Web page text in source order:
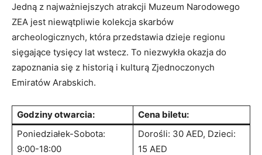
Jedną ⁤z ‍najważniejszych ⁣atrakcji Muzeum Narodowego
ZEA jest niewątpliwie kolekcja skarbów
archeologicznych, która przedstawia dzieje regionu
sięgające⁢ tysięcy lat wstecz.⁢ To niezwykła okazja do
zapoznania się z historią ‍i kulturą Zjednoczonych
Emiratów Arabskich.
Godziny otwarcia:
Cena biletu:
Poniedziałek-Sobota:
9:00-18:00
Dorośli: 30 AED,‍ Dzieci:
⁤15 AED